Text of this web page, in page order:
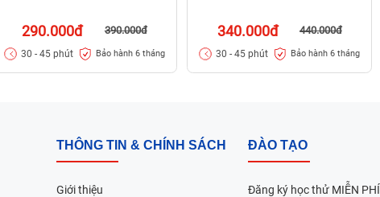
290.000đ 390.000đ
30 - 45 phút Bảo hành 6 tháng
340.000đ 440.000đ
30 - 45 phút Bảo hành 6 tháng
THÔNG TIN & CHÍNH SÁCH
Giới thiệu
ĐÀO TẠO
Đăng ký học thử MIỄN PHÍ